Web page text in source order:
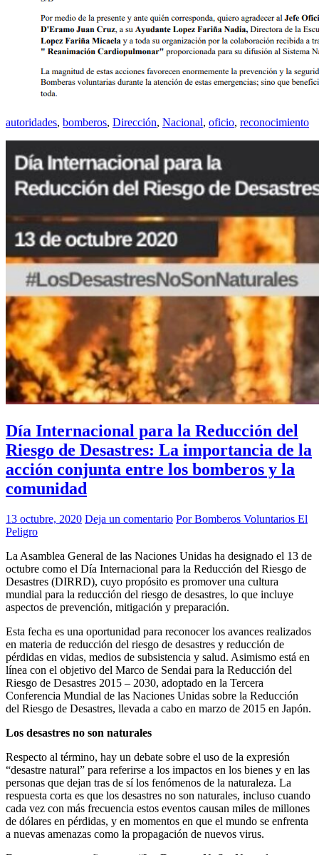
autoridades, bomberos, Dirección, Nacional, oficio, reconocimiento
Día Internacional para la Reducción del
Riesgo de Desastres: La importancia de la
acción conjunta entre los bomberos y la
comunidad
13 octubre, 2020 Deja un comentario Por Bomberos Voluntarios El
Peligro
La Asamblea General de las Naciones Unidas ha designado el 13 de
octubre como el Día Internacional para la Reducción del Riesgo de
Desastres (DIRRD), cuyo propósito es promover una cultura
mundial para la reducción del riesgo de desastres, lo que incluye
aspectos de prevención, mitigación y preparación.
Esta fecha es una oportunidad para reconocer los avances realizados
en materia de reducción del riesgo de desastres y reducción de
pérdidas en vidas, medios de subsistencia y salud. Asimismo está en
línea con el objetivo del Marco de Sendai para la Reducción del
Riesgo de Desastres 2015 – 2030, adoptado en la Tercera
Conferencia Mundial de las Naciones Unidas sobre la Reducción
del Riesgo de Desastres, llevada a cabo en marzo de 2015 en Japón.
Los desastres no son naturales
Respecto al término, hay un debate sobre el uso de la expresión
“desastre natural” para referirse a los impactos en los bienes y en las
personas que dejan tras de sí los fenómenos de la naturaleza. La
respuesta corta es que los desastres no son naturales, incluso cuando
cada vez con más frecuencia estos eventos causan miles de millones
de dólares en pérdidas, y en momentos en que el mundo se enfrenta
a nuevas amenazas como la propagación de nuevos virus.